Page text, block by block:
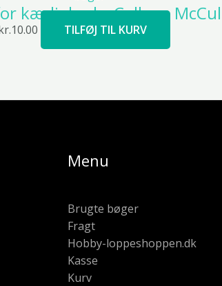
kærlighed – Colleen
10.00 TILFØJ TIL KURV
Menu
Brugte bøger
Fragt
Hobby-loppeshoppen.dk
Kasse
Kurv